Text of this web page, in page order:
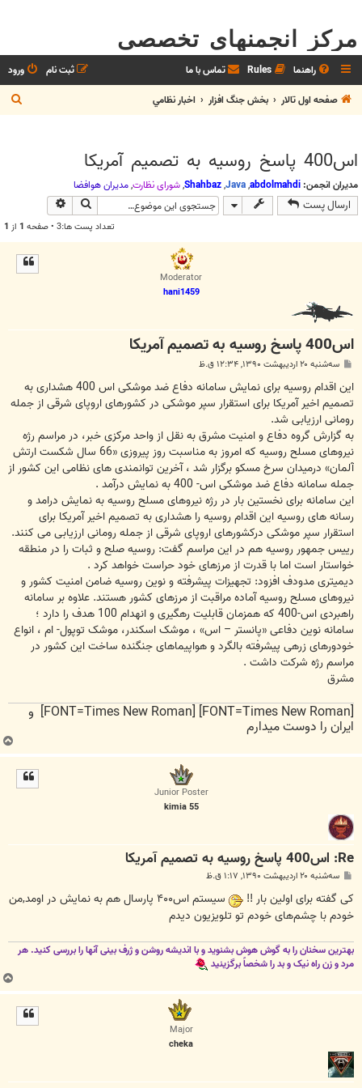
مرکز انجمنهای تخصصی
راهنما Rules تماس با ما ورود
ثبت نام
صفحه اول تالار
بخش جنگ افزار اخبار نظامي
س
اس400 پاسخ روسیه به تصمیم آمریکا
مدیران انجمن: abdolmahdi
,
Java
,
Shahbaz
,شوراي نظارت,مديران هوافضا
ارسال پست جستجو
تعداد پست ها:3 • صفحه 1 از 1
Moderator
hani1459
اس400 پاسخ روسیه به تصمیم آمریکا
ت
سه‌شنبه ۲۰ اردیبهشت ۱۳۹۰, ۱۲:۳۴ ق.ظ
این اقدام روسیه برای نمایش سامانه دفاع ضد موشکی اس 400 هشداری به
تصمیم اخیر آمریکا برای استقرار سپر موشکی در کشورهای اروپای شرقی از جمله
رومانی ارزیابی شد.
به گزارش گروه دفاع و امنیت مشرق به نقل از واحد مرکزی خبر، در مراسم رژه
نیروهای مسلح روسیه که امروز به مناسبت روز پیروزی «66 سال شکست ارتش
آلمان» درمیدان سرخ مسکو برگزار شد ، آخرین توانمندی های نظامی این کشور از
جمله سامانه دفاع ضد موشکی اس- 400 به نمایش درآمد .
این سامانه برای نخستین بار در رژه نیروهای مسلح روسیه به نمایش درامد و
رسانه های روسیه این اقدام روسیه را هشداری به تصمیم اخیر آمریکا برای
استقرار سپر موشکی درکشورهای اروپای شرقی از جمله رومانی ارزیابی می کنند.
رییس جمهور روسیه هم در این مراسم گفت: روسیه صلح و ثبات را در منطقه
خواستار است اما با قدرت از مرزهای خود حراست خواهد کرد .
دیمیتری مدودف افزود: تجهیزات پیشرفته و نوین روسیه ضامن امنیت کشور و
نیروهای مسلح روسیه آماده مراقبت از مرزهای کشور هستند. علاوه بر سامانه
راهبردی اس-400 که همزمان قابلیت رهگیری و انهدام 100 هدف را دارد ؛
سامانه نوین دفاعی «پانستر – اس» ، موشک اسکندر، موشک توپول- ام ، انواع
خودورهای زرهی پیشرفته بالگرد و هواپیماهای جنگنده ساخت این کشور در
مراسم رژه شرکت داشت .
مشرق
[FONT=Times New Roman] [FONT=Times New Roman] و
ایران را دوست میدارم
Junior Poster
kimia 55
Re: اس400 پاسخ روسیه به تصمیم آمریکا
ت
سه‌شنبه ۲۰ اردیبهشت ۱۳۹۰, ۱:۱۷ ق.ظ
کی‌ گفته برای اولین بار !!
سیستم اس۴۰۰ پارسال هم به نمایش در اومد,من
خودم با چشم‌های خودم تو تلویزیون دیدم
بهترین سخنان را به گوش هوش بشنوید و با اندیشه روشن و ژرف بینی آنها را بررسی کنید. هر
مرد و زن راه نیک و بد را شخصاً برگزینید
Major
cheka